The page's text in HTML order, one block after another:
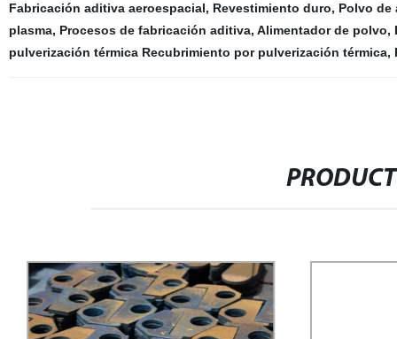
Fabricación aditiva aeroespacial, Revestimiento duro, Polvo de
plasma, Procesos de fabricación aditiva, Alimentador de polvo,
pulverización térmica Recubrimiento por pulverización térmica,